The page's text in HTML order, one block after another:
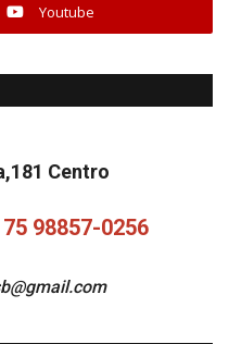
Youtube
Centro
75 98857-0256